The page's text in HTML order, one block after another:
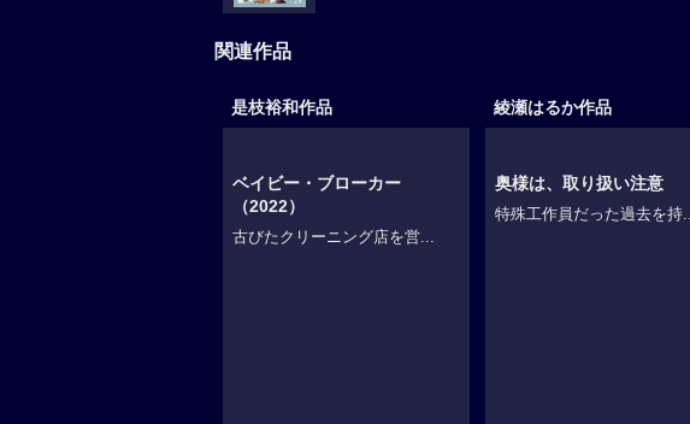
関連作品
是枝裕和作品
ベイビー・ブローカー
（2022）
古びたクリーニング店を営...
綾瀬はるか作品
奥様は、取り扱い注意
特殊工作員だった過去を持...